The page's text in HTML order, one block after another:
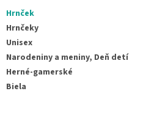
Hrnček
Hrnčeky
Unisex
Narodeniny a meniny, Deň detí
Herné-gamerské
Biela